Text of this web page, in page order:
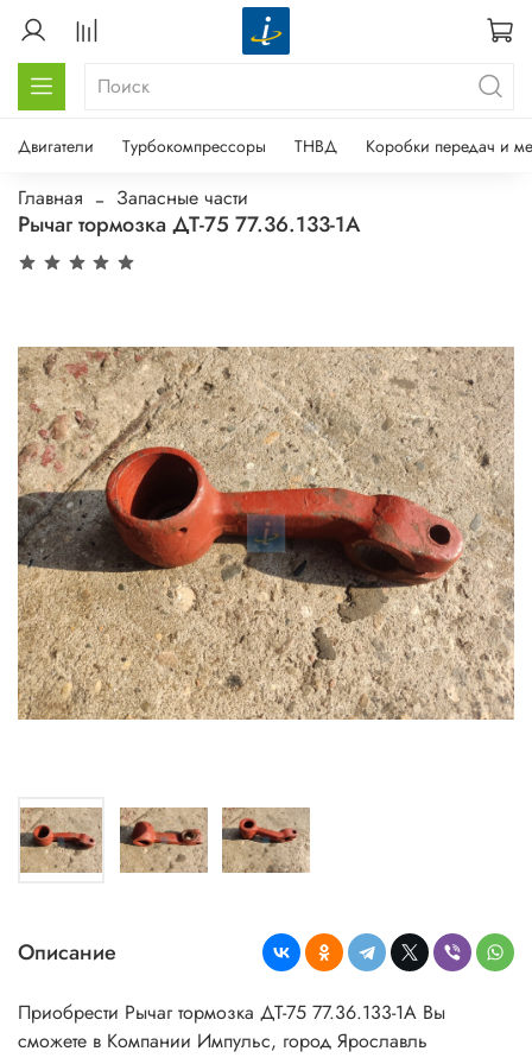
Двигатели Турбокомпрессоры ТНВД Коробки передач и
Главная Запасные части
Рычаг тормозка ДТ-75 77.36.133-1А
Описание
Приобрести Рычаг тормозка ДТ-75 77.36.133-1А Вы
сможете в Компании Импульс, город Ярославль